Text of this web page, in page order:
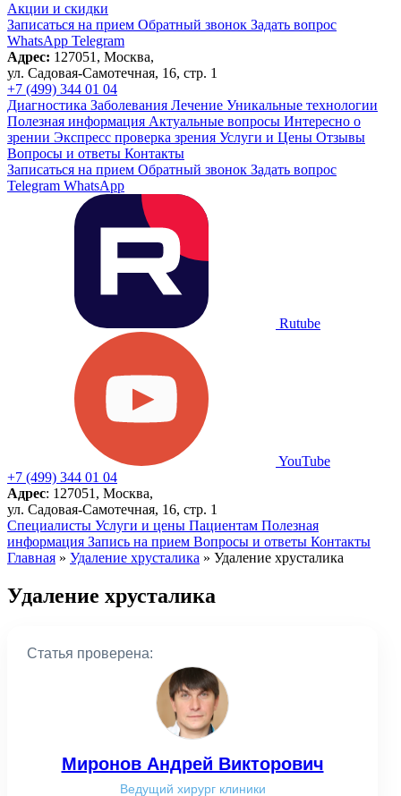
Акции и скидки
Записаться на прием Обратный звонок Задать вопрос
WhatsApp Telegram
Адрес: 127051, Москва,
ул. Садовая-Самотечная, 16, стр. 1
+7 (499) 344 01 04
Диагностика Заболевания Лечение Уникальные технологии
Полезная информация Актуальные вопросы Интересно о
зрении Экспресс проверка зрения Услуги и Цены Отзывы
Вопросы и ответы Контакты
Записаться на прием Обратный звонок Задать вопрос
Telegram WhatsApp
Rutube
YouTube
+7 (499) 344 01 04
Адрес: 127051, Москва,
ул. Садовая-Самотечная, 16, стр. 1
Специалисты Услуги и цены Пациентам Полезная
информация Запись на прием Вопросы и ответы Контакты
Главная » Удаление хрусталика » Удаление хрусталика
Удаление хрусталика
Статья проверена:
Миронов Андрей Викторович
Ведущий хирург клиники